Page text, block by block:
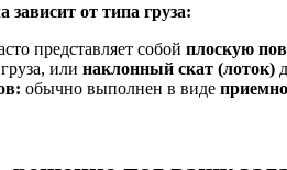
зависит от типа груза:
представляет собой плоскую
или наклонный скат (лоток)
обычно выполнен в виде